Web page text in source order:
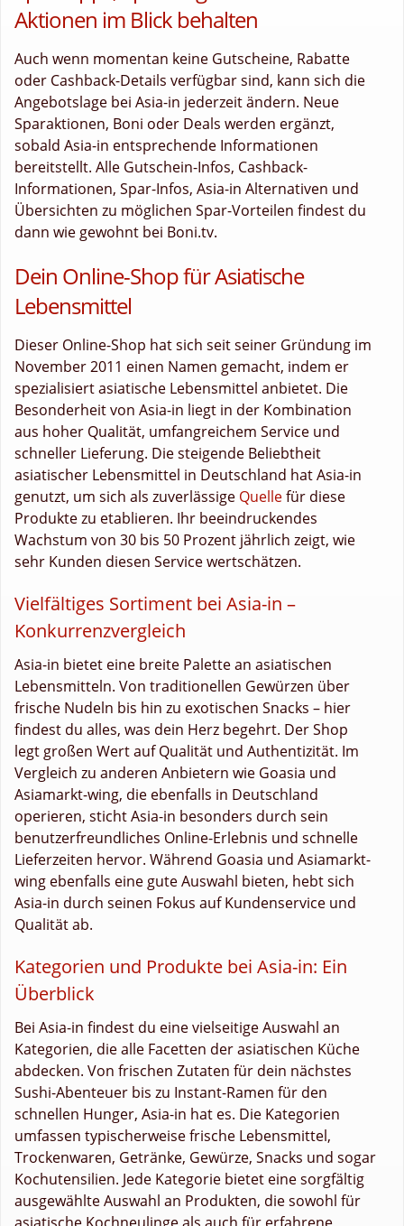
Aktionen im Blick behalten
Auch wenn momentan keine Gutscheine, Rabatte
oder Cashback-Details verfügbar sind, kann sich die
Angebotslage bei Asia-in jederzeit ändern. Neue
Sparaktionen, Boni oder Deals werden ergänzt,
sobald Asia-in entsprechende Informationen
bereitstellt. Alle Gutschein-Infos, Cashback-
Informationen, Spar-Infos, Asia-in Alternativen und
Übersichten zu möglichen Spar-Vorteilen findest du
dann wie gewohnt bei Boni.tv.
Dein Online-Shop für Asiatische
Lebensmittel
Dieser Online-Shop hat sich seit seiner Gründung im
November 2011 einen Namen gemacht, indem er
spezialisiert asiatische Lebensmittel anbietet. Die
Besonderheit von Asia-in liegt in der Kombination
aus hoher Qualität, umfangreichem Service und
schneller Lieferung. Die steigende Beliebtheit
asiatischer Lebensmittel in Deutschland hat Asia-in
genutzt, um sich als zuverlässige Quellefür diese
Produkte zu etablieren. Ihr beeindruckendes
Wachstum von 30 bis 50 Prozent jährlich zeigt, wie
sehr Kunden diesen Service wertschätzen.
Vielfältiges Sortiment bei Asia-in –
Konkurrenzvergleich
Asia-in bietet eine breite Palette an asiatischen
Lebensmitteln. Von traditionellen Gewürzen über
frische Nudeln bis hin zu exotischen Snacks – hier
findest du alles, was dein Herz begehrt. Der Shop
legt großen Wert auf Qualität und Authentizität. Im
Vergleich zu anderen Anbietern wie Goasia und
Asiamarkt-wing, die ebenfalls in Deutschland
operieren, sticht Asia-in besonders durch sein
benutzerfreundliches Online-Erlebnis und schnelle
Lieferzeiten hervor. Während Goasia und Asiamarkt-
wing ebenfalls eine gute Auswahl bieten, hebt sich
Asia-in durch seinen Fokus auf Kundenservice und
Qualität ab.
Kategorien und Produkte bei Asia-in: Ein
Überblick
Bei Asia-in findest du eine vielseitige Auswahl an
Kategorien, die alle Facetten der asiatischen Küche
abdecken. Von frischen Zutaten für dein nächstes
Sushi-Abenteuer bis zu Instant-Ramen für den
schnellen Hunger, Asia-in hat es. Die Kategorien
umfassen typischerweise frische Lebensmittel,
Trockenwaren, Getränke, Gewürze, Snacks und sogar
Kochutensilien. Jede Kategorie bietet eine sorgfältig
ausgewählte Auswahl an Produkten, die sowohl für